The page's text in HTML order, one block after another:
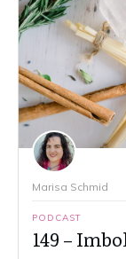
Marisa Schmid
PODCAST
149 –